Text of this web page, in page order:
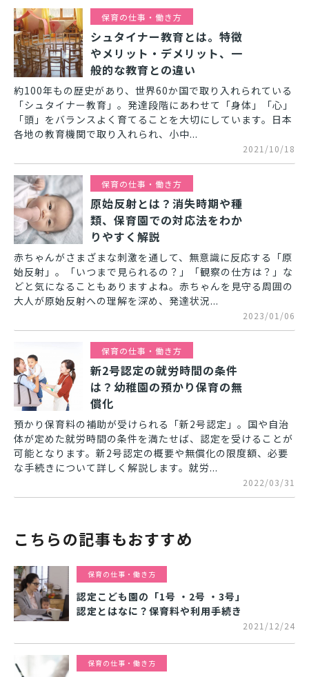
保育の仕事・働き方
シュタイナー教育とは。特徴
やメリット・デメリット、一
般的な教育との違い
約100年もの歴史があり、世界60か国で取り入れられている
「シュタイナー教育」。発達段階にあわせて「身体」「心」
「頭」をバランスよく育てることを大切にしています。日本
各地の教育機関で取り入れられ、小中...
2021/10/18
保育の仕事・働き方
原始反射とは？消失時期や種
類、保育園での対応法をわか
りやすく解説
赤ちゃんがさまざまな刺激を通して、無意識に反応する「原
始反射」。「いつまで見られるの？」「観察の仕方は？」な
どと気になることもありますよね。赤ちゃんを見守る周囲の
大人が原始反射への理解を深め、発達状況...
2023/01/06
保育の仕事・働き方
新2号認定の就労時間の条件
は？幼稚園の預かり保育の無
償化
預かり保育料の補助が受けられる「新2号認定」。国や自治
体が定めた就労時間の条件を満たせば、認定を受けることが
可能となります。新2号認定の概要や無償化の限度額、必要
な手続きについて詳しく解説します。就労...
2022/03/31
こちらの記事もおすすめ
保育の仕事・働き方
認定こども園の「1号 ・2号 ・3号」
認定とはなに？保育料や利用手続き
2021/12/24
保育の仕事・働き方